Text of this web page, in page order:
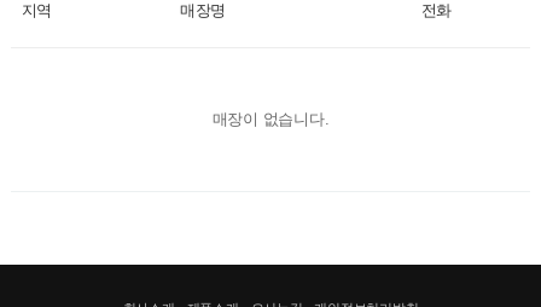
지역 매장명 전화
매장이 없습니다.